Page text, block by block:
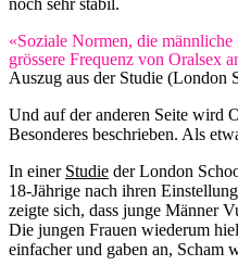
«Soziale Normen, die
grössere Frequenz von Oralsex
Auszug aus der Studie (London
Und auf der anderen Seite wird
Besonderes beschrieben. Als
In einer Studie der London
18-Jährige nach ihren
zeigte sich, dass junge Männer
Die jungen Frauen wiederum
einfacher und gaben an, Scham